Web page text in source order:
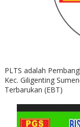
PLTS adalah
Kec. Giligenting
Terbarukan (EBT)